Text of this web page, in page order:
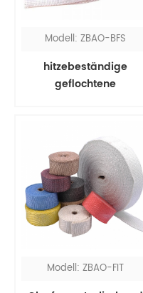
Modell: ZBAO-BFS
hitzebeständige
geflochtene
Modell: ZBAO-FIT